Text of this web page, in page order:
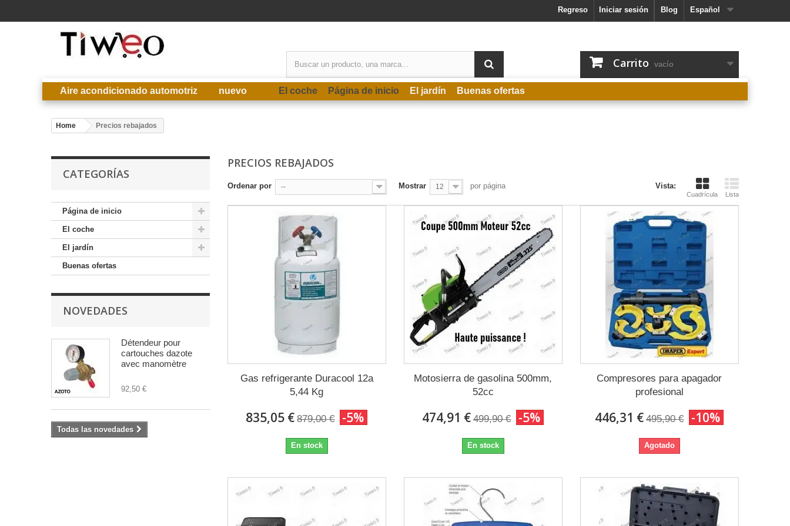
Español
Blog
Iniciar sesión
Regreso
Carrito vacío
Aire acondicionado automotriz nuevo El coche Página de inicio El jardín Buenas ofertas
Home Precios rebajados
CATEGORÍAS
Página de inicio
El coche
El jardín
Buenas ofertas
NOVEDADES
Détendeur pour
cartouches dazote
avec manomètre
92,50 €
Todas las novedades
PRECIOS REBAJADOS
Vista:
Cuadrícula Lista
Ordenar por -- Mostrar 12 por página
Gas refrigerante Duracool 12a
5,44 Kg
835,05 € 879,00 € -5%
En stock
Motosierra de gasolina 500mm,
52cc
474,91 € 499,90 € -5%
En stock
Compresores para apagador
profesional
446,31 € 495,90 € -10%
Agotado